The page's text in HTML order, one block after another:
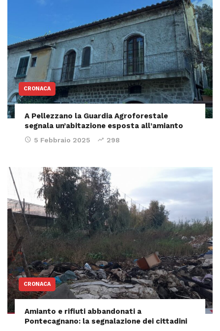
CRONACA
A Pellezzano la Guardia Agroforestale
segnala un’abitazione esposta all’amianto
5 Febbraio 2025 298
CRONACA
Amianto e rifiuti abbandonati a
Pontecagnano: la segnalazione dei cittadini